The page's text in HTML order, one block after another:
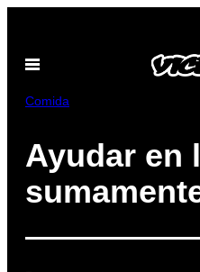
contenido
Abrir
Comida
Ayudar en